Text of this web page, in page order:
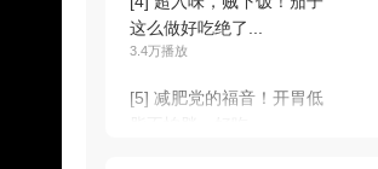
这么做好吃绝了...
3.4万播放
[5] 减肥党的福音！开胃低